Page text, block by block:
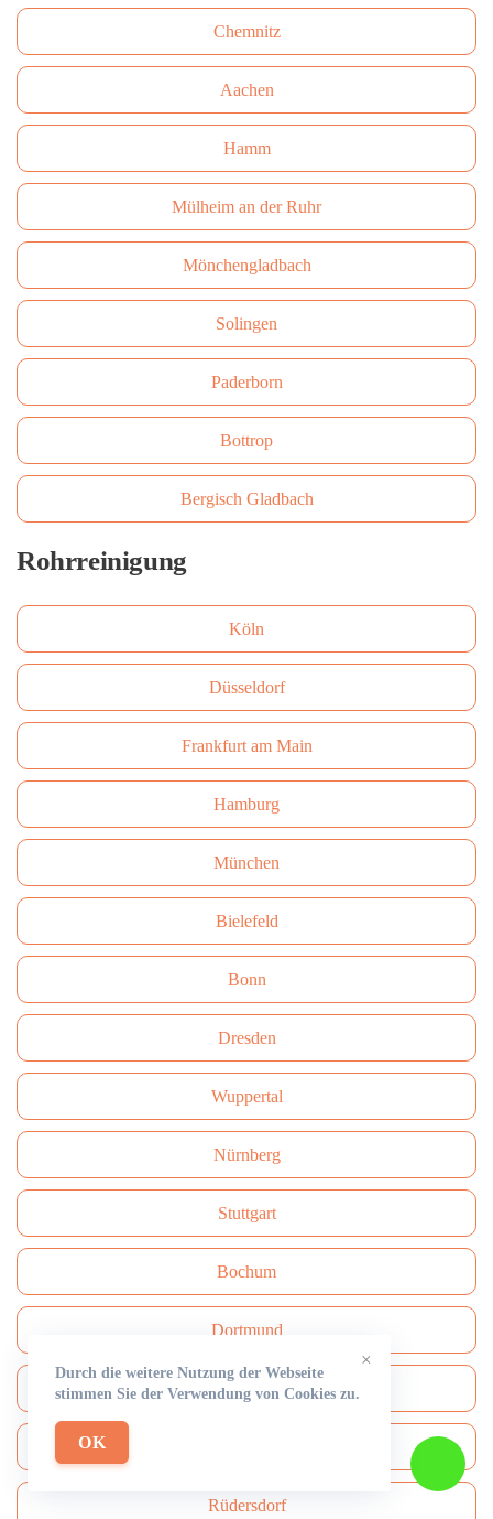
Сhemnitz
Aachen
Hamm
Mülheim an der Ruhr
Mönchengladbach
Solingen
Paderborn
Bottrop
Bergisch Gladbach
Rohrreinigung
Köln
Düsseldorf
Frankfurt am Main
Hamburg
München
Bielefeld
Bonn
Dresden
Wuppertal
Nürnberg
Stuttgart
Bochum
Dortmund
Krefeld
Rüdersdorf
×
Durch die weitere Nutzung der Webseite
stimmen Sie der Verwendung von Cookies zu.
OK